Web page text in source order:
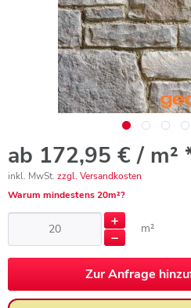
ab 172,95 € / m²
inkl. MwSt. zzgl. Versandkosten
Warum mindestens 20m²?
m²
ZurAnfrage